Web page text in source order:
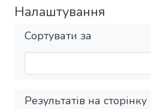
Налаштування
Сортувати за
Результатів на сторінку